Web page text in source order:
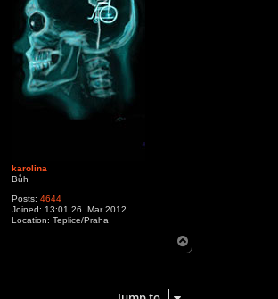
karolina
Bůh
Posts: 4644
Joined: 13:01 26. Mar 2012
Location: Teplice/Praha
o